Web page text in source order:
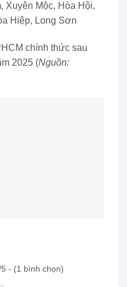
Xuyên Mộc, Hòa Hội,
Hiệp, Long Sơn
chính thức sau
2025 (Nguồn:
5 - (1 bình chọn)